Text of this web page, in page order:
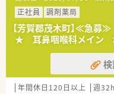
■栃木県を中心に展
■借り上げ社宅制度
を大切にしている企
■地域密着型の調剤
入れています。
■新卒の受け入れも
やすい社風です。
■働き方に制限のあ
正社員
調剤薬局
【芳賀郡茂木町】≪急
★ 耳鼻咽喉科メイン
年間休日120日以上 週